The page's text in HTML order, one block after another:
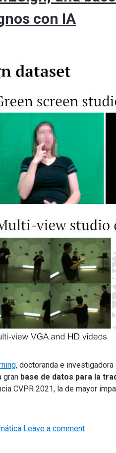
con IA
, doctoranda e
gran base de datos para la
CVPR 2021, la de mayor
Leave a comment